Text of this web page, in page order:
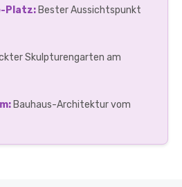
Platz: Bester Aussichtspunkt
Skulpturengarten am
Bauhaus-Architektur vom